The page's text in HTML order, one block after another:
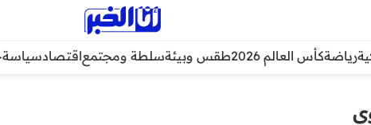
رياضةكأس العالم 2026 طقس وبيئةسلطة ومجتمعاقتصادسياسة